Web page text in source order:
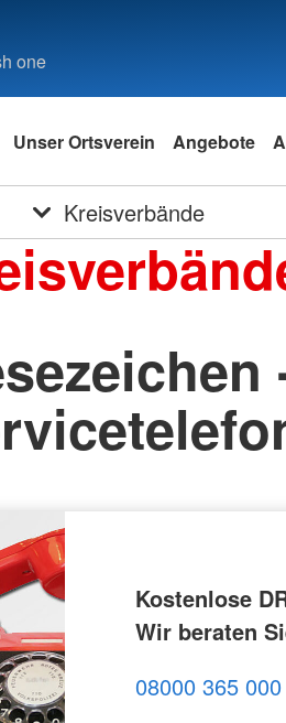
one
Unser Ortsverein Angebote
Kreisverbände
Kostenlose
Wir beraten
08000 365 000